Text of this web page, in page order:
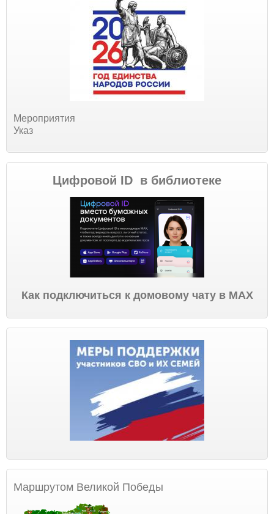
Мероприятия
Указ
Цифровой ID в библиотеке
Как подключиться к домовому чату в МАХ
Маршрутом Великой Победы